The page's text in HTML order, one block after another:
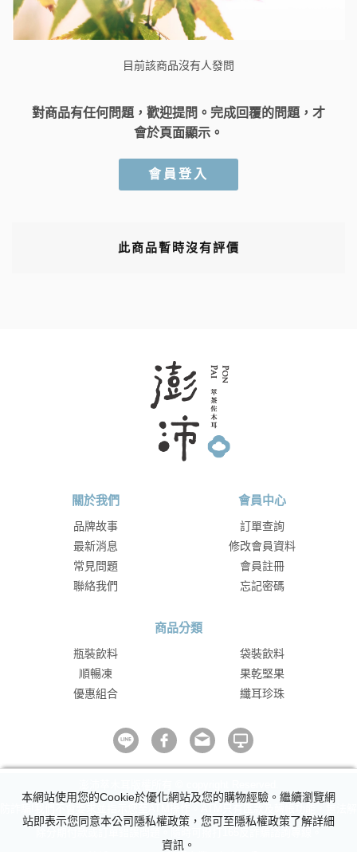
目前該商品沒有人發問
對商品有任何問題，歡迎提問。完成回覆的問題，才
會於頁面顯示。
會員登入
此商品暫時沒有評價
關於我們
品牌故事
最新消息
常見問題
聯絡我們
會員中心
訂單查詢
修改會員資料
會員註冊
忘記密碼
商品分類
瓶裝飲料
袋裝飲料
順暢凍
果乾堅果
優惠組合
纖耳珍珠
本網站使用您的Cookie於優化網站及您的購物經驗。繼續瀏覽網
站即表示您同意本公司隱私權政策，您可至隱私權政策了解詳細
資訊。